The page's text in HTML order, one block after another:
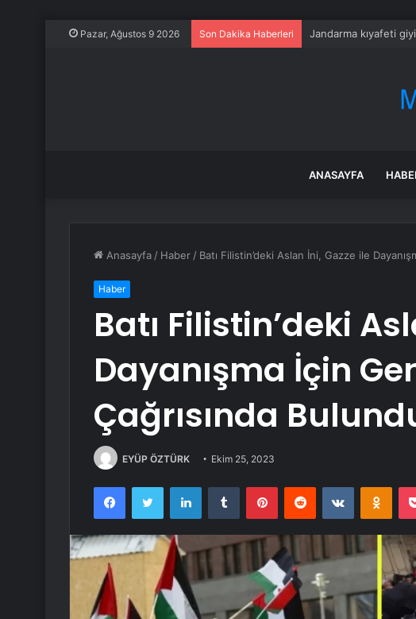
Pazar, Ağustos 9 2026 Son Dakika Haberleri Jandarma kıyafeti
ANASAYFA
Anasayfa / Haber / Batı Filistin’deki Aslan İni, Gazze ile
Haber
Batı Filistin’deki
Dayanışma İçin
Çağrısında
EYÜP ÖZTÜRK Ekim 25, 2023
FacebookTwitter LinkedInTumblr PinterestReddit VKontakte